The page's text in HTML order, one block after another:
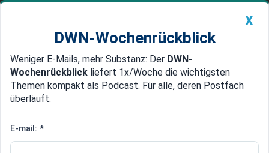
Newsticker MEIN DWN: Geldanlage Premium
Edelmetalle DWN-Magazin China
Betriebsbedingte Kündigung:
X
DWN-Wochenrückblick
Weniger E-Mails, mehr Substanz: Der DWN-
Wochenrückblick liefert 1x/Woche die wichtigsten
Themen kompakt als Podcast. Für alle, deren Postfach
überläuft.
E-mail: *